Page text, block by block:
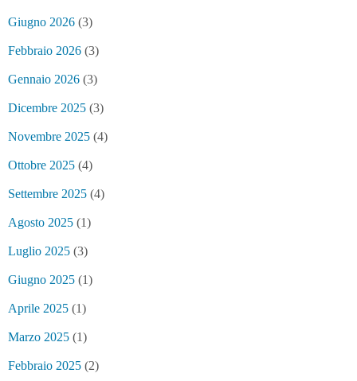
Giugno 2026 (3)
Febbraio 2026 (3)
Gennaio 2026 (3)
Dicembre 2025 (3)
Novembre 2025 (4)
Ottobre 2025 (4)
Settembre 2025 (4)
Agosto 2025 (1)
Luglio 2025 (3)
Giugno 2025 (1)
Aprile 2025 (1)
Marzo 2025 (1)
Febbraio 2025 (2)